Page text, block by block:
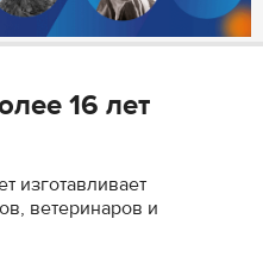
16 лет
изготавливает
ветеринаров и